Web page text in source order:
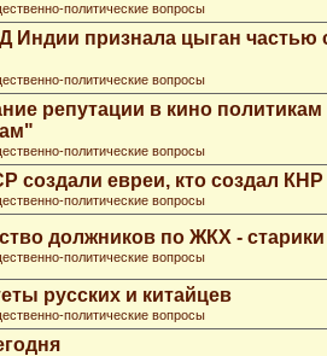
политические вопросы
Индии признала цыган частью
политические вопросы
репутации в кино политикам
политические вопросы
создали евреи, кто создал
политические вопросы
должников по ЖКХ - старики
политические вопросы
русских и китайцев
политические вопросы